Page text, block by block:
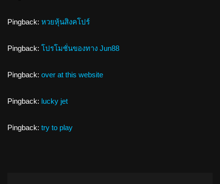
Pingback: หวยหุ้นสิงคโปร์
Pingback: โปรโมชั่นของทาง Jun88
Pingback: over at this website
Pingback: lucky jet
Pingback: try to play